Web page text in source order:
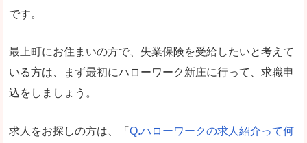
です。
最上町にお住まいの方で、失業保険を受給したいと考えて
いる方は、まず最初にハローワーク新庄に行って、求職申
込をしましょう。
求人をお探しの方は、「 Q.ハローワークの求人紹介って何